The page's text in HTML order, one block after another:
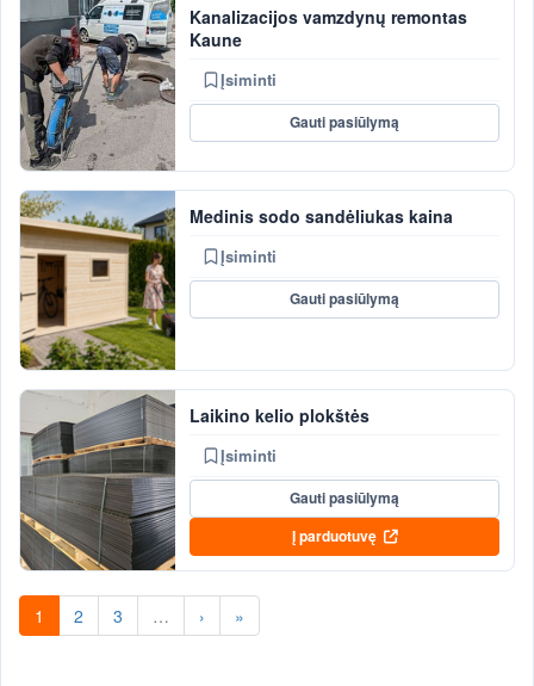
Kanalizacijos vamzdynų remontas
Kaune
Įsiminti
Gauti pasiūlymą
Medinis sodo sandėliukas kaina
Įsiminti
Gauti pasiūlymą
Laikino kelio plokštės
Įsiminti
Gauti pasiūlymą
Į parduotuvę
1 2 3 … › »